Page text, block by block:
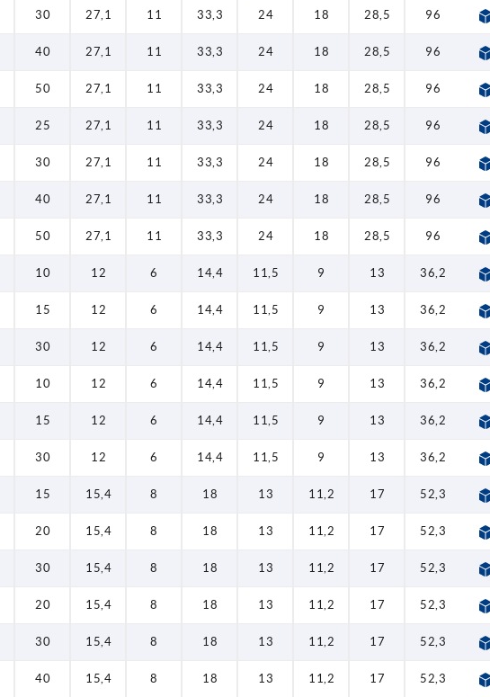
30 27,1 11 33,3 24 18 28,5 96
40 27,1 11 33,3 24 18 28,5 96
50 27,1 11 33,3 24 18 28,5 96
25 27,1 11 33,3 24 18 28,5 96
30 27,1 11 33,3 24 18 28,5 96
40 27,1 11 33,3 24 18 28,5 96
50 27,1 11 33,3 24 18 28,5 96
10 12 6 14,4 11,5 9 13 36,2
15 12 6 14,4 11,5 9 13 36,2
30 12 6 14,4 11,5 9 13 36,2
10 12 6 14,4 11,5 9 13 36,2
15 12 6 14,4 11,5 9 13 36,2
30 12 6 14,4 11,5 9 13 36,2
15 15,4 8 18 13 11,2 17 52,3
20 15,4 8 18 13 11,2 17 52,3
30 15,4 8 18 13 11,2 17 52,3
20 15,4 8 18 13 11,2 17 52,3
30 15,4 8 18 13 11,2 17 52,3
40 15,4 8 18 13 11,2 17 52,3